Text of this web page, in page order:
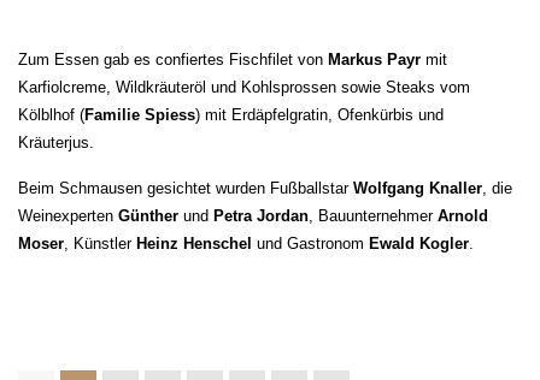
Zum Essen gab es confiertes Fischfilet von Markus Payr mit
Karfiolcreme, Wildkräuteröl und Kohlsprossen sowie Steaks vom
Kölblhof (Familie Spiess) mit Erdäpfelgratin, Ofenkürbis und
Kräuterjus.
Beim Schmausen gesichtet wurden Fußballstar Wolfgang Knaller, die
Weinexperten Günther und Petra Jordan, Bauunternehmer Arnold
Moser, Künstler Heinz Henschel und Gastronom Ewald Kogler.